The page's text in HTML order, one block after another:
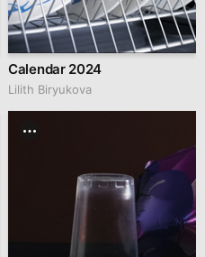
Calendar 2024
Lilith Biryukova